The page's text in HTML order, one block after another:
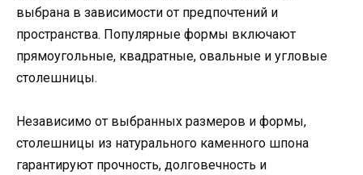
выбрана в зависимости от предпочтений и
пространства. Популярные формы включают
прямоугольные, квадратные, овальные и угловые
столешницы.
Независимо от выбранных размеров и формы,
столешницы из натурального каменного шпона
гарантируют прочность, долговечность и